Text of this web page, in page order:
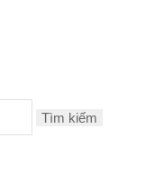
Tìm kiếm